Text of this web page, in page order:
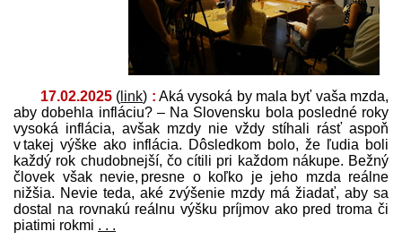
17.02.2025 ( link) : Aká vysoká by mala byť vaša mzda,
aby dobehla infláciu? – Na Slovensku bola posledné roky
vysoká inflácia, avšak mzdy nie vždy stíhali rásť aspoň
v takej výške ako inflácia. Dôsledkom bolo, že ľudia boli
každý rok chudobnejší, čo cítili pri každom nákupe. Bežný
človek však nevie, presne o koľko je jeho mzda reálne
nižšia. Nevie teda, aké zvýšenie mzdy má žiadať, aby sa
dostal na rovnakú reálnu výšku príjmov ako pred troma či
piatimi rokmi . . .